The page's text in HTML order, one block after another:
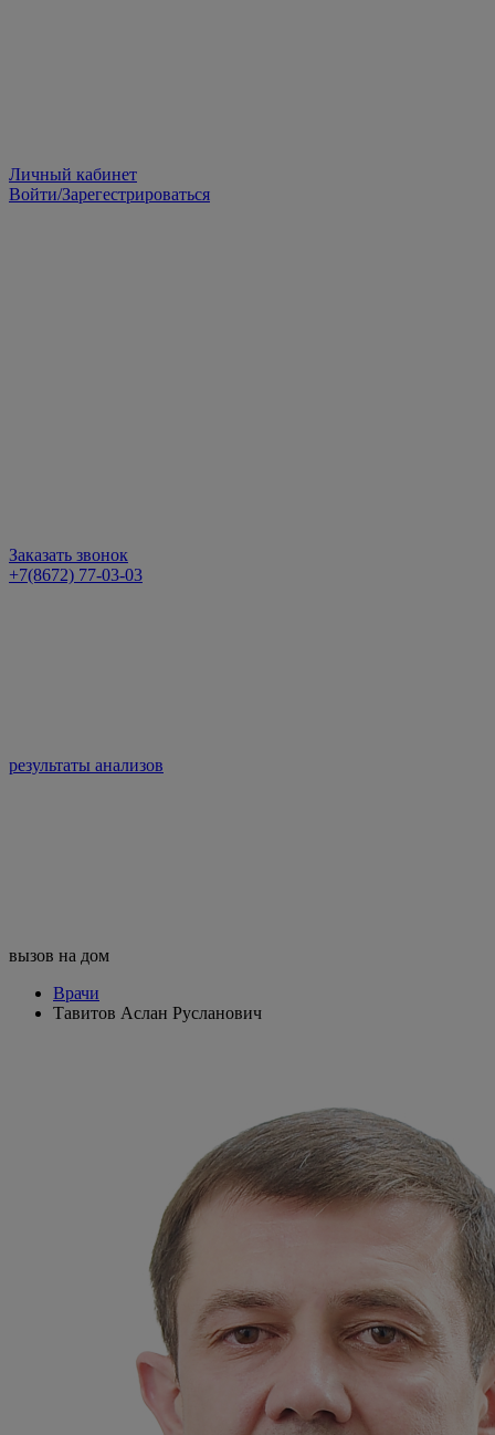
Личный кабинет
Войти/Зарегестрироваться
Заказать звонок
+7(8672) 77-03-03
результаты анализов
вызов на дом
Врачи
Тавитов Аслан Русланович